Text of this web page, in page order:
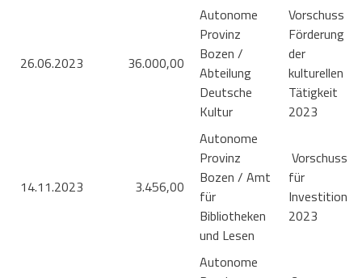
26.06.2023 36.000,00
Autonome
Provinz
Bozen /
Abteilung
Deutsche
Kultur
Vorschuss
Förderung
der
kulturellen
Tätigkeit
2023
14.11.2023 3.456,00
Autonome
Provinz
Bozen / Amt
für
Bibliotheken
und Lesen
Vorschuss
für
Investition
2023
Autonome